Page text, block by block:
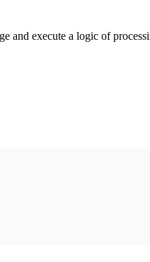
and execute a logic of